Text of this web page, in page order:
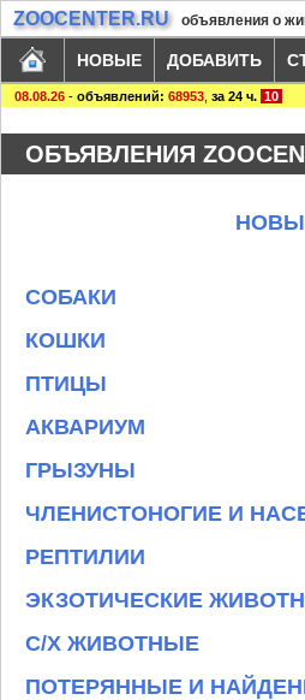
ZOOCENTER.RU объявления о
НОВЫЕ ДОБАВИТЬ
08.08.26 - объявлений: 68953 за 24 ч. 10
ОБЪЯВЛЕНИЯ
СОБАКИ
КОШКИ
ПТИЦЫ
АКВАРИУМ
ГРЫЗУНЫ
ЧЛЕНИСТОНОГИЕ И
РЕПТИЛИИ
ЭКЗОТИЧЕСКИЕ
С/Х ЖИВОТНЫЕ
ПОТЕРЯННЫЕ И